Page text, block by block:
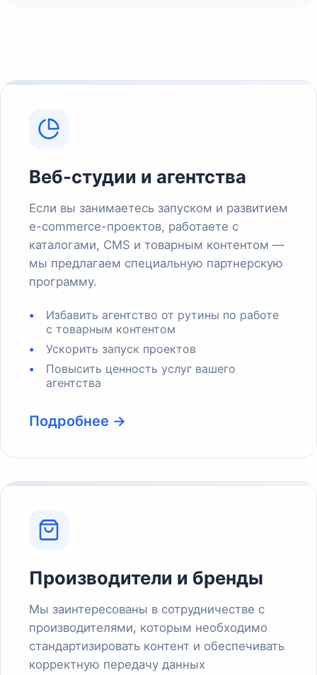
Веб-студии и агентства
Если вы занимаетесь запуском и развитием
e-commerce-проектов, работаете с
каталогами, CMS и товарным контентом —
мы предлагаем специальную партнерскую
программу.
Избавить агентство от рутины по работе
с товарным контентом
Ускорить запуск проектов
Повысить ценность услуг вашего
агентства
Подробнее →
Производители и бренды
Мы заинтересованы в сотрудничестве с
производителями, которым необходимо
стандартизировать контент и обеспечивать
корректную передачу данных